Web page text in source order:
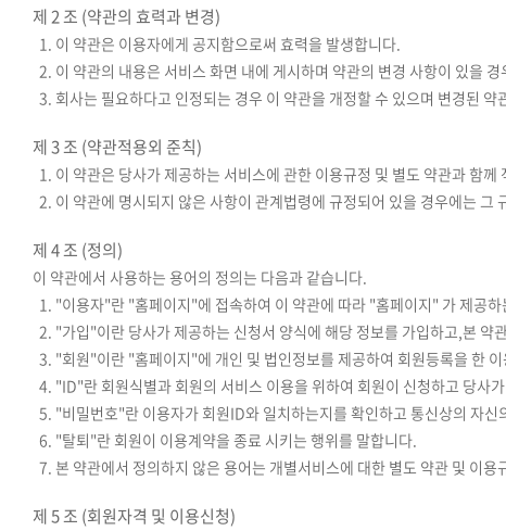
제 2 조 (약관의 효력과 변경)
1. 이 약관은 이용자에게 공지함으로써 효력을 발생합니다.
2. 이 약관의 내용은 서비스 화면 내에 게시하며 약관의 변경 사항이 있을
3. 회사는 필요하다고 인정되는 경우 이 약관을 개정할 수 있으며 변경된
제 3 조 (약관적용외 준칙)
1. 이 약관은 당사가 제공하는 서비스에 관한 이용규정 및 별도 약관과 함께
2. 이 약관에 명시되지 않은 사항이 관계법령에 규정되어 있을 경우에는 그
제 4 조 (정의)
이 약관에서 사용하는 용어의 정의는 다음과 같습니다.
1. "이용자"란 "홈페이지"에 접속하여 이 약관에 따라 "홈페이지" 가 제공
2. "가입"이란 당사가 제공하는 신청서 양식에 해당 정보를 가입하고,본 약
3. "회원"이란 "홈페이지"에 개인 및 법인정보를 제공하여 회원등록을 한
4. "ID"란 회원식별과 회원의 서비스 이용을 위하여 회원이 신청하고 당사
5. "비밀번호"란 이용자가 회원ID와 일치하는지를 확인하고 통신상의 자
6. "탈퇴"란 회원이 이용계약을 종료 시키는 행위를 말합니다.
7. 본 약관에서 정의하지 않은 용어는 개별서비스에 대한 별도 약관 및 이용
제 5 조 (회원자격 및 이용신청)